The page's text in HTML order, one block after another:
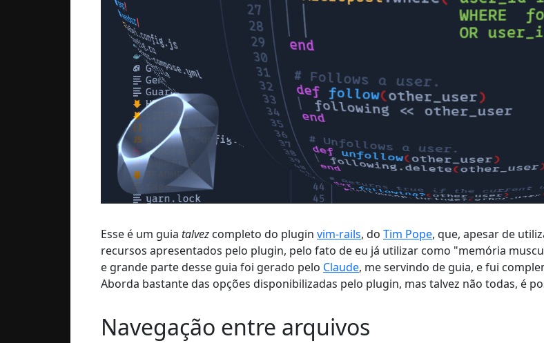
Esse é um guia talvez completo do plugin vim-rails, do Tim Pope, que, apesar de
recursos apresentados pelo plugin, pelo fato de eu já utilizar como "memória
e grande parte desse guia foi gerado pelo Claude, me servindo de guia, e fui
Aborda bastante das opções disponibilizadas pelo plugin, mas talvez não todas, é
Navegação entre arquivos